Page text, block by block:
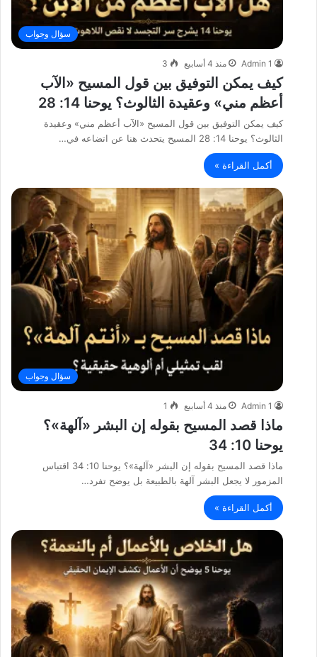
سؤال وجواب
Admin 1 منذ 4 أسابيع 3
كيف يمكن التوفيق بين قول المسيح «الآب
أعظم مني» وعقيدة الثالوث؟ يوحنا 14: 28
كيف يمكن التوفيق بين قول المسيح «الآب أعظم مني» وعقيدة
الثالوث؟ يوحنا 14: 28 المسيح يتحدث هنا عن اتضاعه في…
أكمل القراءة »
سؤال وجواب
Admin 1 منذ 4 أسابيع 1
ماذا قصد المسيح بقوله إن البشر «آلهة»؟
يوحنا 10: 34
ماذا قصد المسيح بقوله إن البشر «آلهة»؟ يوحنا 10: 34 اقتباس
المزمور لا يجعل البشر آلهة بالطبيعة بل يوضح تفرد…
أكمل القراءة »